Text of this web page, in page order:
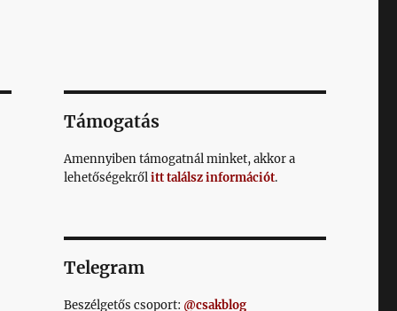
Támogatás
Amennyiben támogatnál minket, akkor a
lehetőségekrőlitt találsz információt.
Telegram
Beszélgetős csoport: @csakblog